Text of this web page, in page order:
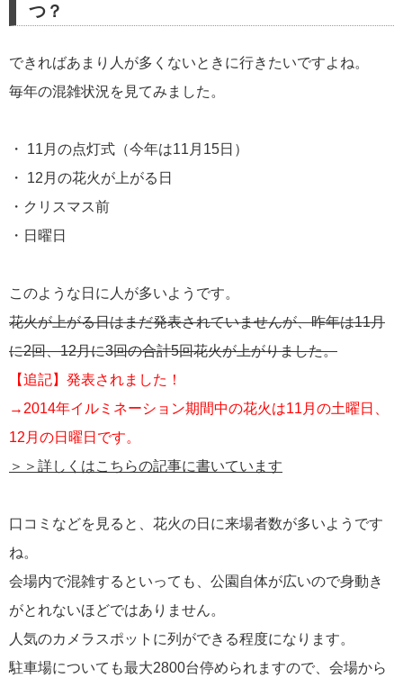
つ？
できればあまり人が多くないときに行きたいですよね。
毎年の混雑状況を見てみました。
・ 11月の点灯式（今年は11月15日）
・ 12月の花火が上がる日
・クリスマス前
・日曜日
このような日に人が多いようです。
花火が上がる日はまだ発表されていませんが、昨年は11月
に2回、12月に3回の合計5回花火が上がりました。
【追記】発表されました！
→2014年イルミネーション期間中の花火は11月の土曜日、
12月の日曜日です。
＞＞詳しくはこちらの記事に書いています
口コミなどを見ると、花火の日に来場者数が多いようです
ね。
会場内で混雑するといっても、公園自体が広いので身動き
がとれないほどではありません。
人気のカメラスポットに列ができる程度になります。
駐車場についても最大2800台停められますので、会場から